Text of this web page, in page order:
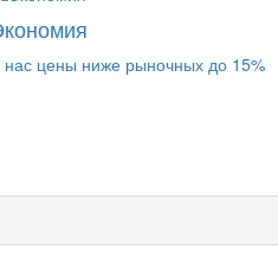
нас цены ниже рыночных до 15%